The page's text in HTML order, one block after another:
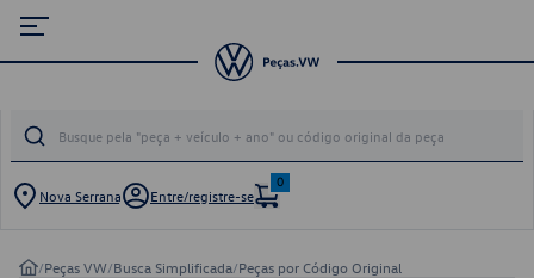
Nova Serrana Entre/registre-se
0
/Peças VW/Busca Simplificada/Peças por Código Original